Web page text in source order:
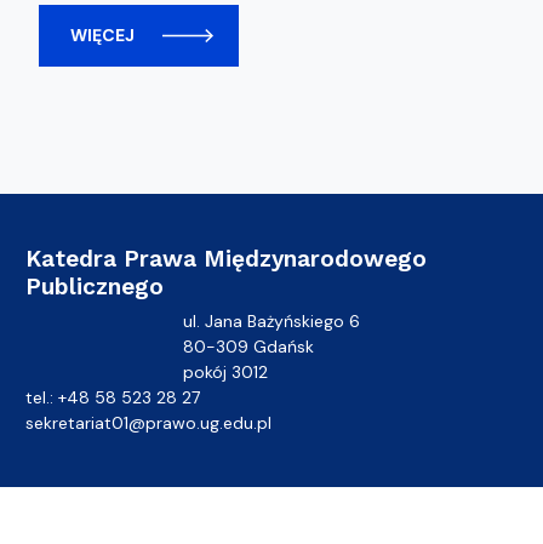
WIĘCEJ
Katedra Prawa Międzynarodowego
Publicznego
ul. Jana Bażyńskiego 6
80-309 Gdańsk
pokój 3012
tel.: +48 58 523 28 27
sekretariat01@prawo.ug.edu.pl